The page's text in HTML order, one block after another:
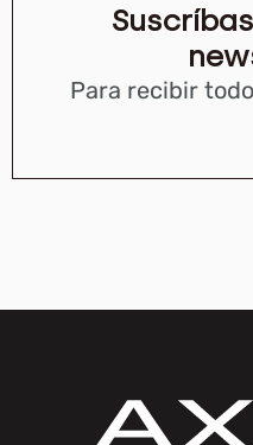
Para recibir